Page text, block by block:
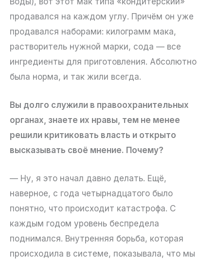
продавался на каждом углу. Причём он уже
продавался наборами: килограмм мака,
растворитель нужной марки, сода — все
ингредиенты для приготовления. Абсолютно
была норма, и так жили всегда.
Вы долго служили в правоохранительных
органах, знаете их нравы, тем не менее
решили критиковать власть и открыто
высказывать своё мнение. Почему?
— Ну, я это начал давно делать. Ещё,
наверное, с года четырнадцатого было
понятно, что происходит катастрофа. С
каждым годом уровень беспредела
поднимался. Внутренняя борьба, которая
происходила в системе, показывала, что мы